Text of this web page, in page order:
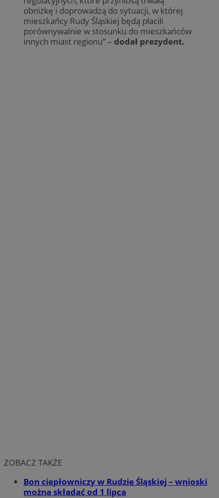
obniżkę i doprowadzą do sytuacji, w której
mieszkańcy Rudy Śląskiej będą płacili
porównywalnie w stosunku do mieszkańców
innych miast regionu” – dodał prezydent.
ZOBACZ TAKŻE
Bon ciepłowniczy w Rudzie Śląskiej – wnioski
można składać od 1 lipca